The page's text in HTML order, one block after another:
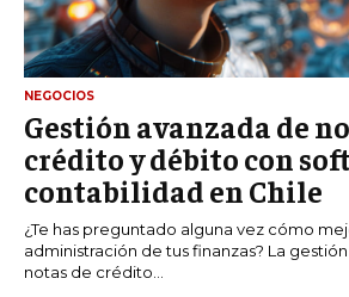
NEGOCIOS
Gestión avanzada de
crédito y débito con
contabilidad en Chile
¿Te has preguntado alguna vez cómo
administración de tus finanzas? La
notas de crédito...